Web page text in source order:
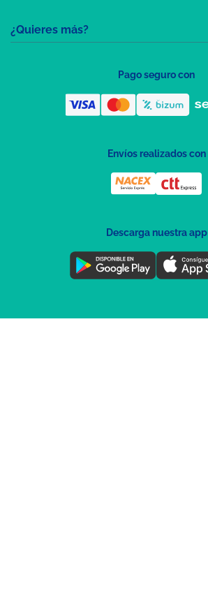
¿Quieres más?
Pago seguro con
Envíos realizados con
Descarga nuestra app